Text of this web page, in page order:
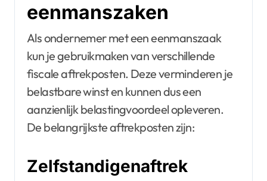
eenmanszaken
Als ondernemer met een eenmanszaak
kun je gebruikmaken van verschillende
fiscale aftrekposten. Deze verminderen je
belastbare winst en kunnen dus een
aanzienlijk belastingvoordeel opleveren.
De belangrijkste aftrekposten zijn:
Zelfstandigenaftrek